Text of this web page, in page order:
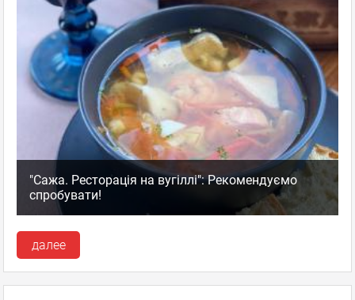
"Сажа. Ресторація на вугіллі": Рекомендуємо
спробувати!
далее